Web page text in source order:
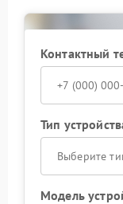
Сервисный
платы, замену
неисправности
безопаснее
Исправные
признаках
и продлить
Контактный
Тип
Выберите
Модель